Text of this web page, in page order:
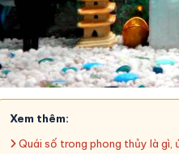
Xem thêm:
Quái số trong phong thủy là gì,